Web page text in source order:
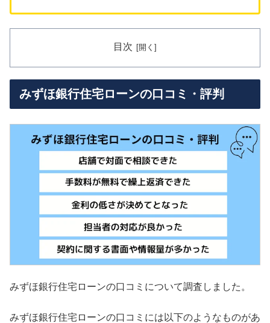
目次
みずほ銀行住宅ローンの口コミ・評判
みずほ銀行住宅ローンの口コミについて調査しました。
みずほ銀行住宅ローンの口コミには以下のようなものがあ